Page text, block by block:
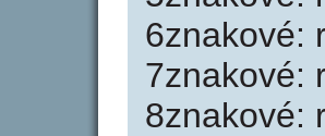
6znakové:
7znakové:
8znakové: